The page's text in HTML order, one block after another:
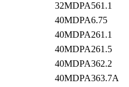
32MDPA561.1
40MDPA6.75
40MDPA261.1
40MDPA261.5
40MDPA362.2
40MDPA363.7A